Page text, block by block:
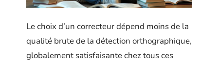
Le choix d’un correcteur dépend moins de la
qualité brute de la détection orthographique,
globalement satisfaisante chez tous ces